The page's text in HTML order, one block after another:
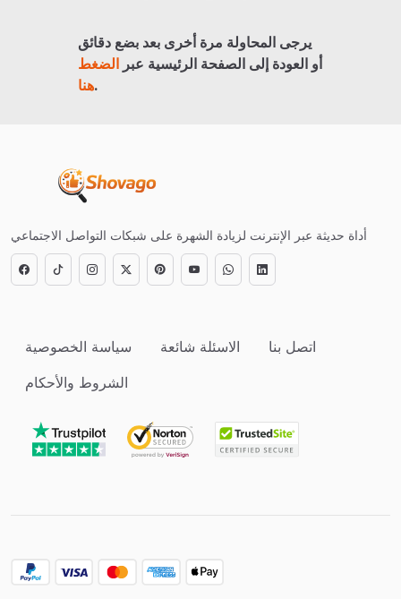
يرجى المحاولة مرة أخرى بعد بضع دقائق
أو العودة إلى الصفحة الرئيسية عبرالضغط
هنا.
أداة حديثة عبر الإنترنت لزيادة الشهرة على شبكات التواصل الاجتماعي
سياسة الخصوصية الاسئلة شائعة
اتصل بنا
الشروط والأحكام